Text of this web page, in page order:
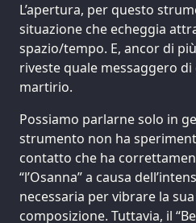
L’apertura, per questo
situazione che echeggia
spazio/tempo. E, ancor di
riveste quale messaggero
martirio.
Possiamo parlarne solo in
strumento non ha
contatto che ha
“l’Osanna” a causa
necessaria per vibrare la
composizione. Tuttavia, il